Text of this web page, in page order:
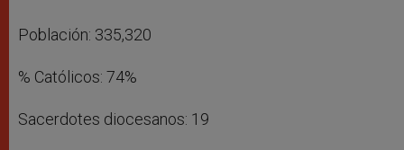
Población: 335,320
% Católicos: 74%
Sacerdotes diocesanos: 19